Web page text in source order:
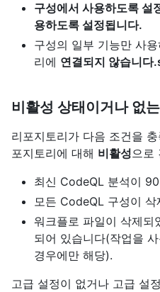
구성에서 사용하도록 설
용하도록 설정됩니다.
구성의 일부 기능만 사
리에 연결되지 않습니
비활성 상태이거나 없
리포지토리가 다음 조건을
포지토리에 대해 비활성으로
최신 CodeQL 분석이
모든 CodeQL 구성이 삭
워크플로 파일이 삭제되
되어 있습니다(작업을
경우에만 해당).
고급 설정이 없거나 고급 설